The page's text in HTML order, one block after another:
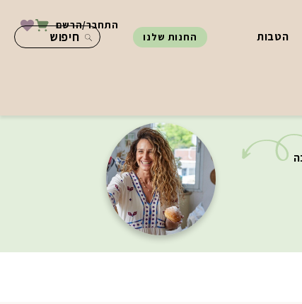
התחבר/הרשם
הטבות החנות שלנו